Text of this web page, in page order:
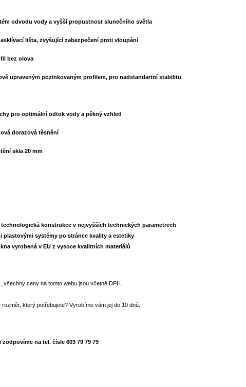
odvodu vody a vyšší propustnost slunečního světla
lišta, zvyšující zabezpečení proti vloupání
bez olova
upraveným pozinkovaným profilem, pro nadstandartní stabilitu
pro optimální odtok vody a pěkný vzhled
dorazová těsnění
skla 20 mm
konstrukce v nejvyšších technických parametrech
plastovými systémy po stránce kvality a estetiky
vyrobená v EU z vysoce kvalitních materiálů
všechny ceny na tomto webu jsou včetně DPH.
rozměr, který potřebujete? Vyrobíme vám jej do 10 dnů.
zodpovíme na tel. čísle 603 79 79 79